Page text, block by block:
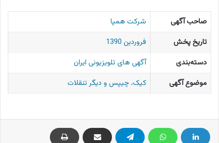
صاحب آگهی
شرکت همپا
تاریخ پخش
فروردین 1390
دسته‌بندی
آگهی های تلویزیونی ایران
موضوع آگهی
کیک، چیپس و دیگر تنقلات